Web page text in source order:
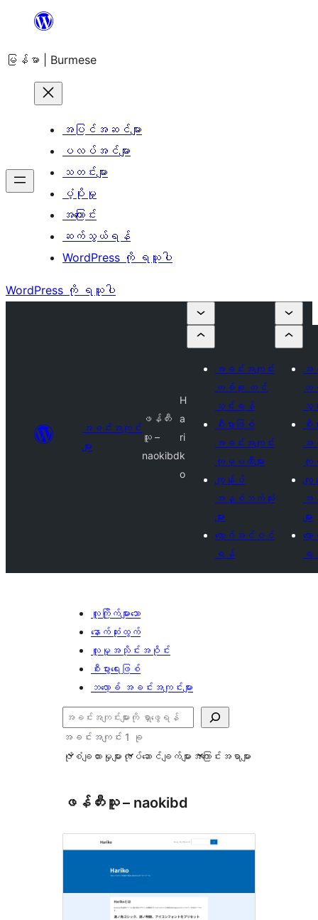
အကြောင်းအရာ
ကျော်သွား
မြန်မာ | Burmese
အပြင်အဆင်များ
ပလပ်အင်များ
သတင်းများ
ပံ့ပိုးမှု
အကြောင်း
ဆက်သွယ်ရန်
WordPress ကို ရယူပါ
WordPress ကို ရယူပါ
အခင်းအကျင်း
များ
ဖန်တီး
သူ –
naokibd
H
a
ri
k
o
အခင်းအကျင်း
တစ်ခု တင်
သွင်းရန်
စီးပွားဖြစ်
အခင်းအကျင်း
ကုမ္ပဏီများ
ကျွန်ုပ်
အနှစ်သက်ဆုံး
များ
လော့ဂ်အင်ဝင်
ရန်
အ
တ
သွ
စီး
အ
ကု
က
အ
များ
လ
ရ
လူကြိုက်များသော
နောက်ဆုံးထွက်
လူမှုအသိုင်းအဝိုင်း
စီးပွားရေးဖြစ်
ဘလော့ခ် အခင်းအကျင်းများ
ရှာ
ပါ
အခင်းအကျင်း 1 ခု
ပုံစံချထားမှုများ လုပ်ဆောင်ချက်များ အကြောင်းအရာများ
ဖန်တီးသူ – naokibd